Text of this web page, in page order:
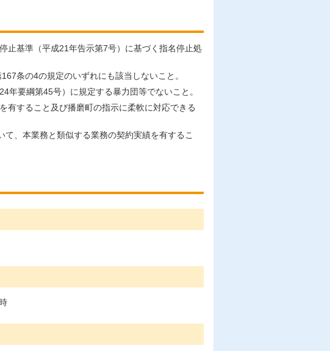
止基準（平成21年告示第7号）に基づく指名停止処
条の4の規定のいずれにも該当しないこと。
年要綱第45号）に規定する暴力団等でないこと。
有すること及び播磨町の指示に柔軟に対応できる
、本業務と類似する業務の契約実績を有するこ